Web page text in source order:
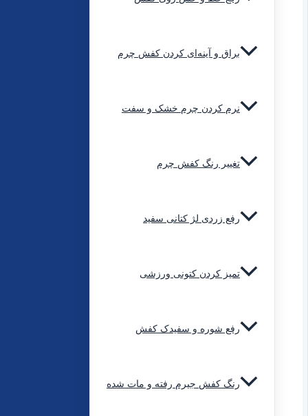
براق و آینه‌ای کردن کفش چرم
نرم کردن چرم خشک و سفت
تغییر رنگ کفش چرم
رفع زردی لژ کتانی سفید
تمیز کردن کتونی ورزشی
رفع شوره و سفیدک کفش
رنگ کفش جیرم رفته و مات شده